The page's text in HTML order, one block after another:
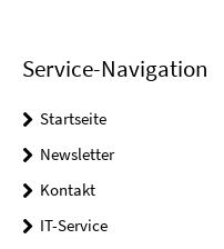
Service-Navigation
Startseite
Newsletter
Kontakt
IT-Service